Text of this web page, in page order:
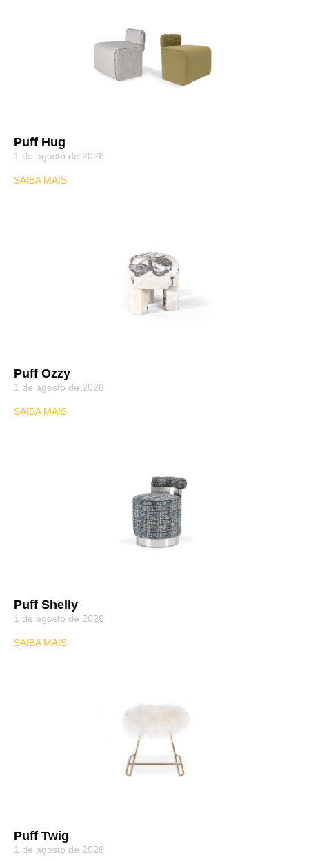
Puff Hug
1 de agosto de 2026
SAIBA MAIS
Puff Ozzy
1 de agosto de 2026
SAIBA MAIS
Puff Shelly
1 de agosto de 2026
SAIBA MAIS
Puff Twig
1 de agosto de 2026